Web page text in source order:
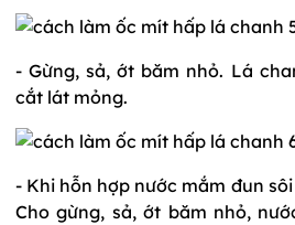
- Gừng, sả, ớt băm nhỏ. Lá
cắt lát mỏng.
- Khi hỗn hợp nước mắm đun
Cho gừng, sả, ớt băm nhỏ,